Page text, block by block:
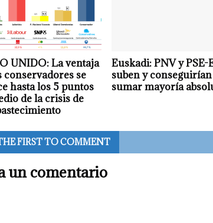
UNIDO: La ventaja
conservadores se
hasta los 5 puntos
de la crisis de
Euskadi: PNV y PSE-
suben y conseguirían
sumar mayoría
FIRST TO COMMENT
un comentario